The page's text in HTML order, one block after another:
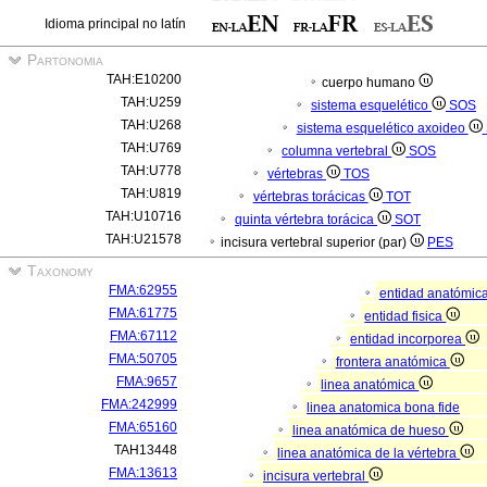
Idioma principal no latín
Partonomia
TAH:E10200
cuerpo humano
TAH:U259
sistema esquelético
SOS
TAH:U268
sistema esquelético axoideo
TAH:U769
columna vertebral
SOS
TAH:U778
vértebras
TOS
TAH:U819
vértebras torácicas
TOT
TAH:U10716
quinta vértebra torácica
SOT
TAH:U21578
incisura vertebral superior (par) PES
Taxonomy
FMA:62955
entidad
FMA:61775
entidad fisica
FMA:67112
entidad incorporea
FMA:50705
frontera anatómica
FMA:9657
linea anatómica
FMA:242999
linea anatomica bona fide
FMA:65160
linea anatómica de hueso
TAH13448
linea anatómica de la vértebra
FMA:13613
incisura vertebral